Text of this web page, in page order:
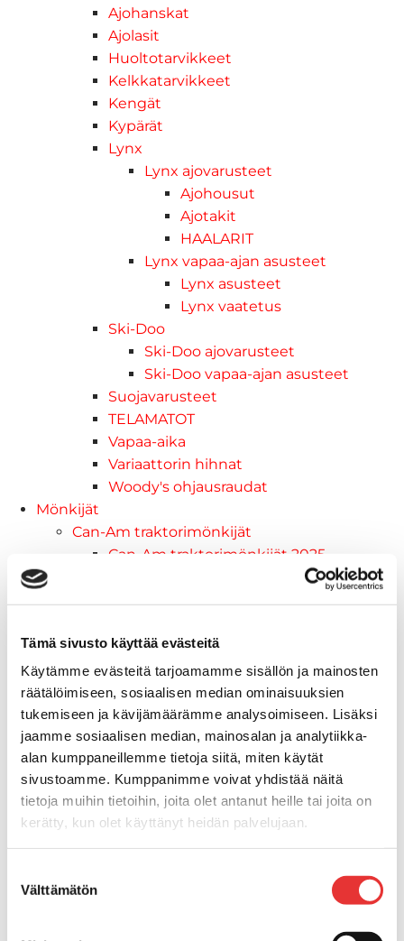
Tämä sivusto käyttää evästeitä
Käytämme evästeitä tarjoamamme sisällön ja mainosten
räätälöimiseen, sosiaalisen median ominaisuuksien
tukemiseen ja kävijämäärämme analysoimiseen. Lisäksi
jaamme sosiaalisen median, mainosalan ja analytiikka-
alan kumppaneillemme tietoja siitä, miten käytät
sivustoamme. Kumppanimme voivat yhdistää näitä
tietoja muihin tietoihin, joita olet antanut heille tai joita on
kerätty, kun olet käyttänyt heidän palvelujaan.
valinta
Välttämätön
Ajohanskat
Ajolasit
Huoltotarvikkeet
Kelkkatarvikkeet
Kengät
Kypärät
Lynx
Lynx ajovarusteet
Ajohousut
Ajotakit
HAALARIT
Lynx vapaa-ajan asusteet
Lynx asusteet
Lynx vaatetus
Ski-Doo
Ski-Doo ajovarusteet
Ski-Doo vapaa-ajan asusteet
Suojavarusteet
TELAMATOT
Vapaa-aika
Variaattorin hihnat
Woody's ohjausraudat
Mönkijät
Can-Am traktorimönkijät
Can-Am traktorimönkijät 2025
Can-Am traktorimönkijät 2026
Traxter 2025
Traxter 2026
Maverick mallisto
Maverick 2025
Maverick 2026
Mönkijöiden lisävarusteet ja -tarvikkeet
Ajolasit
Asusteet
Can-Am varusteet
Huoltotarvikkeet